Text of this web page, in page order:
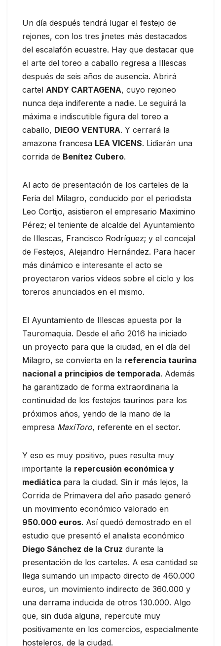
Un día después tendrá lugar el festejo de
rejones, con los tres jinetes más destacados
del escalafón ecuestre. Hay que destacar que
el arte del toreo a caballo regresa a Illescas
después de seis años de ausencia. Abrirá
cartel ANDY CARTAGENA, cuyo rejoneo
nunca deja indiferente a nadie. Le seguirá la
máxima e indiscutible figura del toreo a
caballo, DIEGO VENTURA. Y cerrará la
amazona francesa LEA VICENS. Lidiarán una
corrida de Benítez Cubero.
Al acto de presentación de los carteles de la
Feria del Milagro, conducido por el periodista
Leo Cortijo, asistieron el empresario Maximino
Pérez; el teniente de alcalde del Ayuntamiento
de Illescas, Francisco Rodríguez; y el concejal
de Festejos, Alejandro Hernández. Para hacer
más dinámico e interesante el acto se
proyectaron varios vídeos sobre el ciclo y los
toreros anunciados en el mismo.
El Ayuntamiento de Illescas apuesta por la
Tauromaquia. Desde el año 2016 ha iniciado
un proyecto para que la ciudad, en el día del
Milagro, se convierta en la referencia taurina
nacional a principios de temporada. Además
ha garantizado de forma extraordinaria la
continuidad de los festejos taurinos para los
próximos años, yendo de la mano de la
empresa MaxiToro, referente en el sector.
Y eso es muy positivo, pues resulta muy
importante la repercusión económica y
mediática para la ciudad. Sin ir más lejos, la
Corrida de Primavera del año pasado generó
un movimiento económico valorado en
950.000 euros. Así quedó demostrado en el
estudio que presentó el analista económico
Diego Sánchez de la Cruz durante la
presentación de los carteles. A esa cantidad se
llega sumando un impacto directo de 460.000
euros, un movimiento indirecto de 360.000 y
una derrama inducida de otros 130.000. Algo
que, sin duda alguna, repercute muy
positivamente en los comercios, especialmente
hosteleros, de la ciudad.